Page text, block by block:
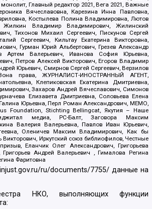
Главный редактор 2021, Вега 2021, Важные
Вячеславовна, Карезина Инна Павловна,
Костылева Полина Владимировна, Лютов
Жилкин Владимир Владимирович, Жилинский
Тихонов Михаил Сергеевич, Пискунов Сергей
Сергеевич, Кильтау Екатерина Викторовна,
Гурман Юрий Альбертович, Грезев Александр
Артем Валерьевич, Иванова София Юрьевна,
Петров Алексей Викторович, Егоров Владимир
Юрьевич, Смирнов Сергей Сергеевич, Верзилов
права, ЖУРНАЛИСТ-ИНОСТРАННЫЙ АГЕНТ,
Клепиковская Екатерина Дмитриевна,
Захаров Андрей Вячеславович, Симонов
Елизавета Дмитриевна, Соловьева Елена
Юрьевна, Перл Роман Александрович, МЕМО,
Foundation, Stichting Bellingcat, Якутия – Наше
медиа, РС-Балт, Заговора Максим
Валерия Валерьевна, Павлов Иван Юрьевич,
Оленичев Максим Владимирович, Как бы
Викторович, Иркутский союз библиофилов, Честные
Еланчик Олег Александрович, Григорьева
Андрей Валерьевич , Гималова Регина
Фаритовна
ru/documents/7755/ данные на
НКО, выполняющих функции